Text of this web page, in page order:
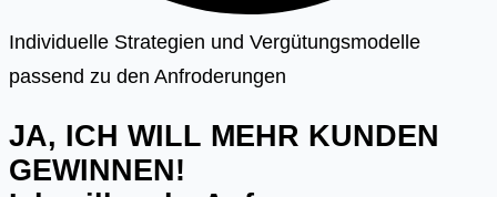
Individuelle Strategien und Vergütungsmodelle
passend zu den Anfroderungen
JA, ICH WILL MEHR KUNDEN
GEWINNEN!